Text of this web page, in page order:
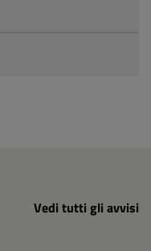
Vedi tutti gli avvisi